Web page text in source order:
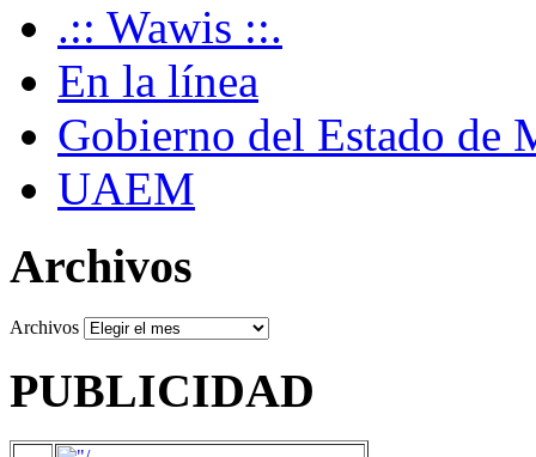
.:: Wawis ::.
En la línea
Gobierno del Estado de
UAEM
Archivos
Archivos
PUBLICIDAD